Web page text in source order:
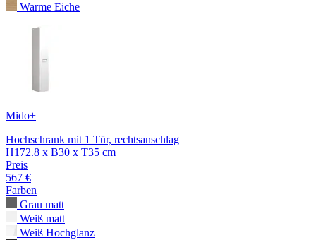
Warme Eiche
Mido+
Hochschrank mit 1 Tür, rechtsanschlag
H172.8 x B30 x T35 cm
Preis
567 €
Farben
Grau matt
Weiß matt
Weiß Hochglanz